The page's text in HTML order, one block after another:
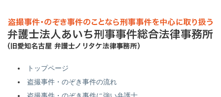
トップページ
盗撮事件・のぞき事件の流れ